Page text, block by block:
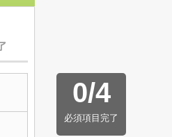
0/4
必須項目完了